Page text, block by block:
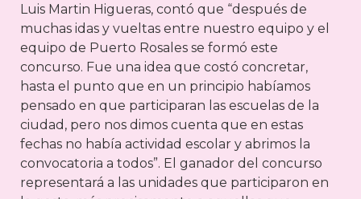
Luis Martin Higueras, contó que “después de
muchas idas y vueltas entre nuestro equipo y el
equipo de Puerto Rosales se formó este
concurso. Fue una idea que costó concretar,
hasta el punto que en un principio habíamos
pensado en que participaran las escuelas de la
ciudad, pero nos dimos cuenta que en estas
fechas no había actividad escolar y abrimos la
convocatoria a todos”. El ganador del concurso
representará a las unidades que participaron en